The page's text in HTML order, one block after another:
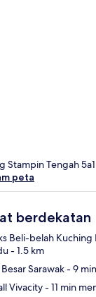
Stampin Tengah
peta
berdekatan
Beli-belah Kuching
- 1.5 km
Sarawak- 9
Vivacity- 11 min